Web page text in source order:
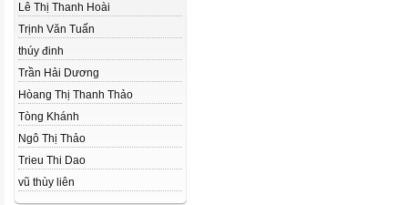
Lê Thị Thanh Hoài
Trịnh Văn Tuấn
thúy đinh
Trần Hải Dương
Hòang Thị Thanh Thảo
Tòng Khánh
Ngô Thị Thảo
Trieu Thi Dao
vũ thùy liên